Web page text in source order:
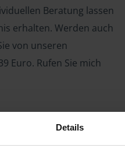
Details
Beratung lassen
erhalten. Werden auch
von unseren
Euro. Rufen Sie mich
Auszubildende,
(StBerG). Auch bei Einkünften